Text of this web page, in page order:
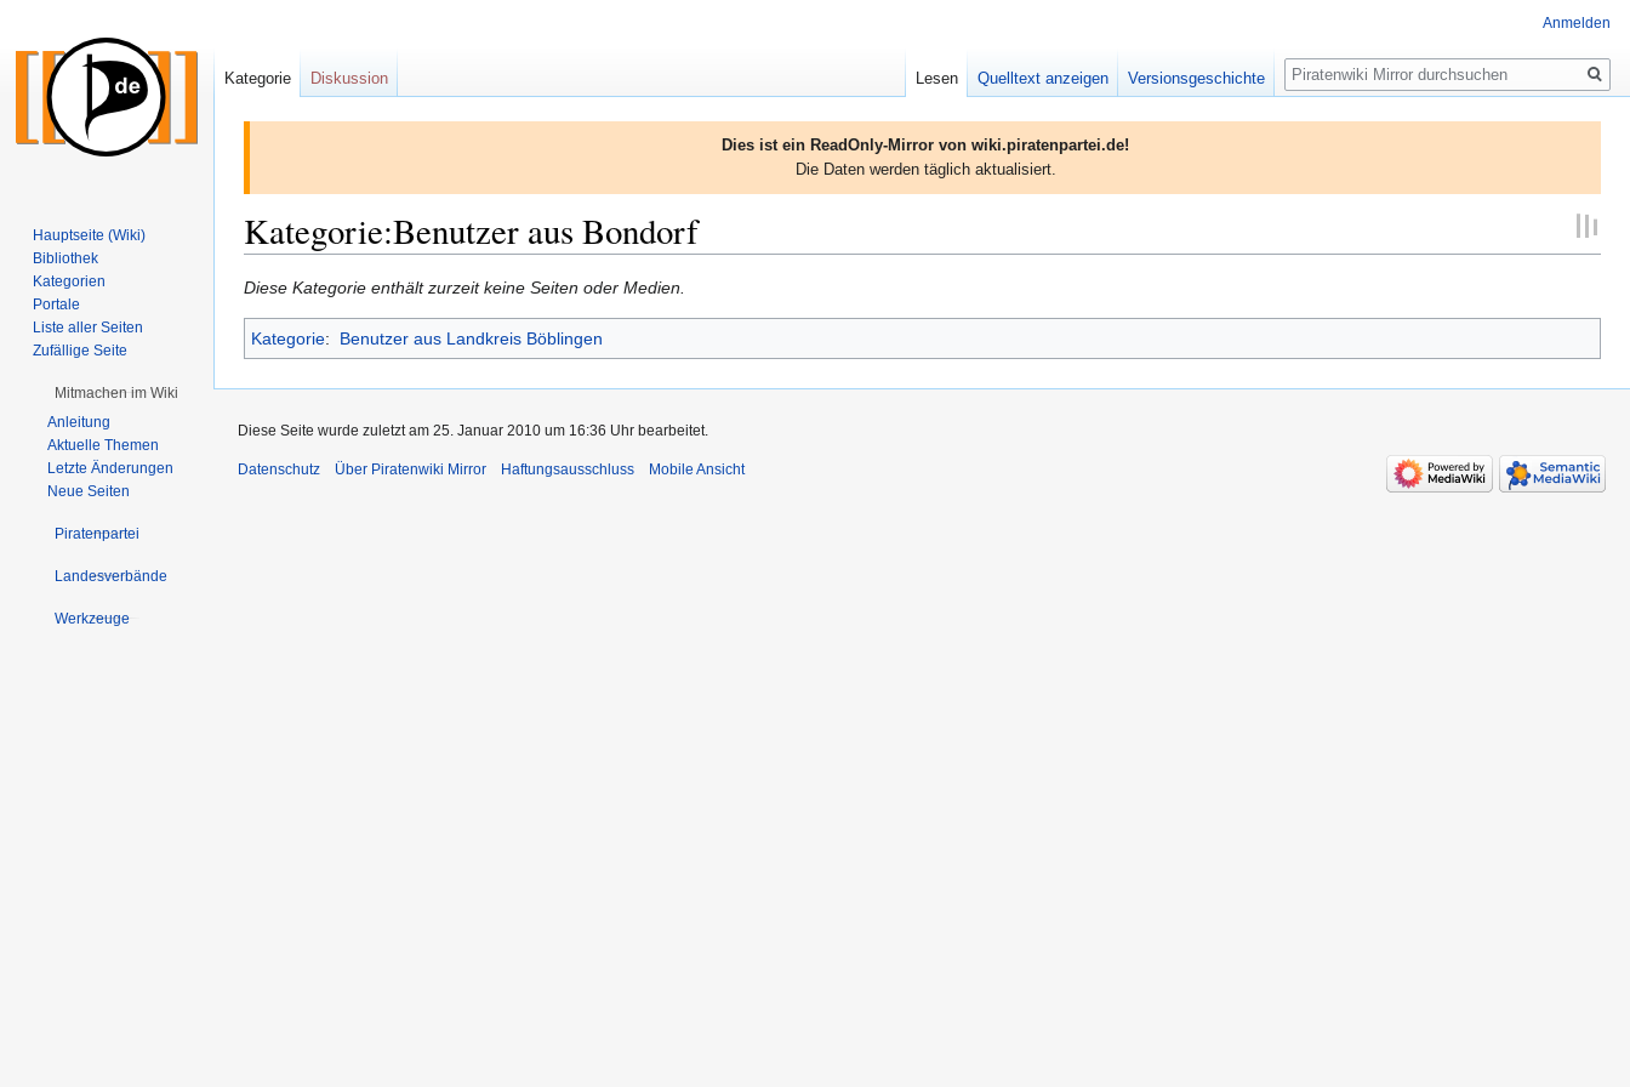
Dies ist ein ReadOnly-Mirror von wiki.piratenpartei.de!
Die Daten werden täglich aktualisiert.
Kategorie:Benutzer aus Bondorf
Zur
springen
Zur
springen
Diese Kategorie enthält zurzeit keine Seiten oder Medien.
Kategorie: Benutzer aus Landkreis Böblingen
Anmelden
Kategorie Diskussion Lesen Quelltext anzeigen Versionsgeschichte
Suche
Hauptseite (Wiki)
Bibliothek
Kategorien
Portale
Liste aller Seiten
Zufällige Seite
Mitmachen im Wiki
Anleitung
Aktuelle Themen
Letzte Änderungen
Neue Seiten
Piratenpartei
Landesverbände
Werkzeuge
Diese Seite wurde zuletzt am 25. Januar 2010 um 16:36 Uhr bearbeitet.
Datenschutz Über Piratenwiki Mirror Haftungsausschluss Mobile Ansicht